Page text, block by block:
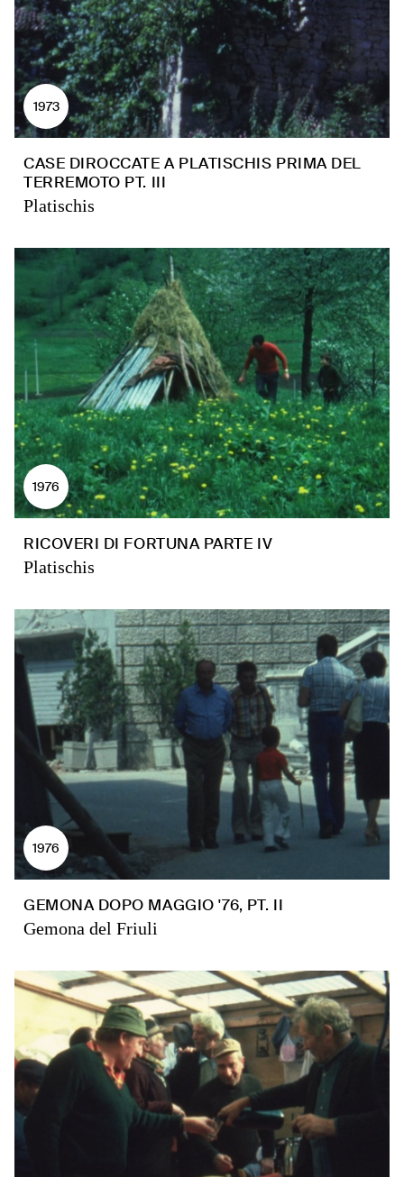
1973
CASE DIROCCATE A PLATISCHIS PRIMA DEL
TERREMOTO PT. III
Platischis
1976
RICOVERI DI FORTUNA PARTE IV
Platischis
1976
GEMONA DOPO MAGGIO '76, PT. II
Gemona del Friuli